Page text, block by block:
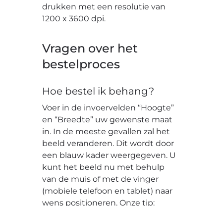
drukken met een resolutie van
1200 x 3600 dpi.
Vragen over het
bestelproces
Hoe bestel ik behang?
Voer in de invoervelden “Hoogte”
en “Breedte” uw gewenste maat
in. In de meeste gevallen zal het
beeld veranderen. Dit wordt door
een blauw kader weergegeven. U
kunt het beeld nu met behulp
van de muis of met de vinger
(mobiele telefoon en tablet) naar
wens positioneren. Onze tip: